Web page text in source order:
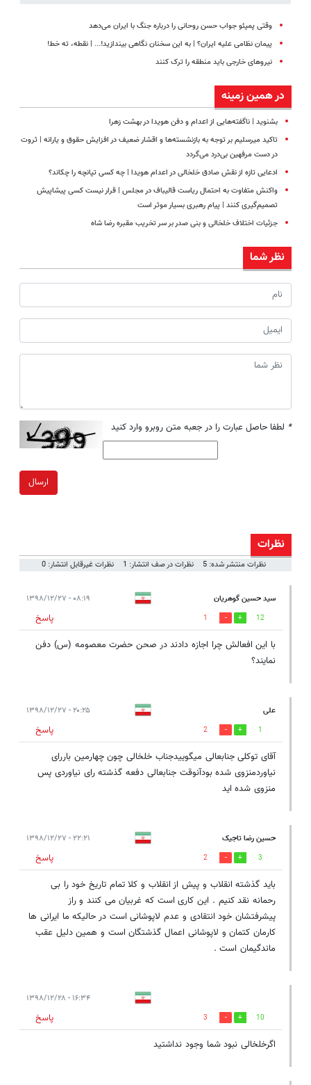
وقتی پمپئو جواب حسن روحانی را درباره جنگ با ایران می‌دهد
پیمان نظامی علیه ایران؟ | به این سخنان نگاهی بیندازید!‌... | نقطه، ته خط!
نیروهای خارجی باید منطقه را ترک کنند
در همین زمینه
بشنوید | ناگفته‌هایی از اعدام و دفن هویدا در بهشت زهرا
تاکید میرسلیم بر توجه به بازنشسته‌ها و اقشار ضعیف در افزایش حقوق و یارانه | ثروت
در دست مرفهین بی‌درد می‌گردد
ادعایی تازه از نقش صادق خلخالی در اعدام هویدا | چه کسی تپانچه‌ را چکاند؟
واکنش متفاوت به احتمال ریاست قالیباف در مجلس | قرار نیست کسی پیشاپیش
تصمیم‌گیری کنند | پیام رهبری بسیار موثر است
جزئیات اختلاف خلخالی و بنی‌ صدر بر سر تخریب مقبره رضا شاه
نظر شما
* لطفا حاصل عبارت را در جعبه متن روبرو وارد کنید
ارسال
نظرات
نظرات منتشر شده: 5 نظرات در صف انتشار: 1 نظرات غیرقابل انتشار: 0
سید حسین گوهریان ۰۸:۱۹ - ۱۳۹۸/۱۲/۲۷
12
1
پاسخ
با این افعالش چرا اجازه دادند در صحن حضرت معصومه (س) دفن
نمایند؟
علی ۲۰:۲۵ - ۱۳۹۸/۱۲/۲۷
1
2
پاسخ
آقای توکلی جنابعالی میگوییدجناب خلخالی چون چهارمین باررای
نیاوردمنزوی شده بودآنوقت جنابعالی دفعه گذشته رای نیاوردی پس
منزوی شده اید
حسین رضا تاجیک ۲۲:۲۱ - ۱۳۹۸/۱۲/۲۷
3
2
پاسخ
باید گذشته انقلاب و پیش از انقلاب و کلا تمام تاریخ خود را بی
رحمانه نقد کنیم . این کاری است که غربیان می کنند و راز
پیشرفتشان خود انتقادی و عدم لاپوشانی است در حالیکه ما ایرانی ها
کارمان کتمان و لاپوشانی اعمال گذشتگان است و همین دلیل عقب
ماندگیمان است .
۱۶:۳۴ - ۱۳۹۸/۱۲/۲۸
10
3
پاسخ
اگرخلخالی نبود شما وجود نداشتید